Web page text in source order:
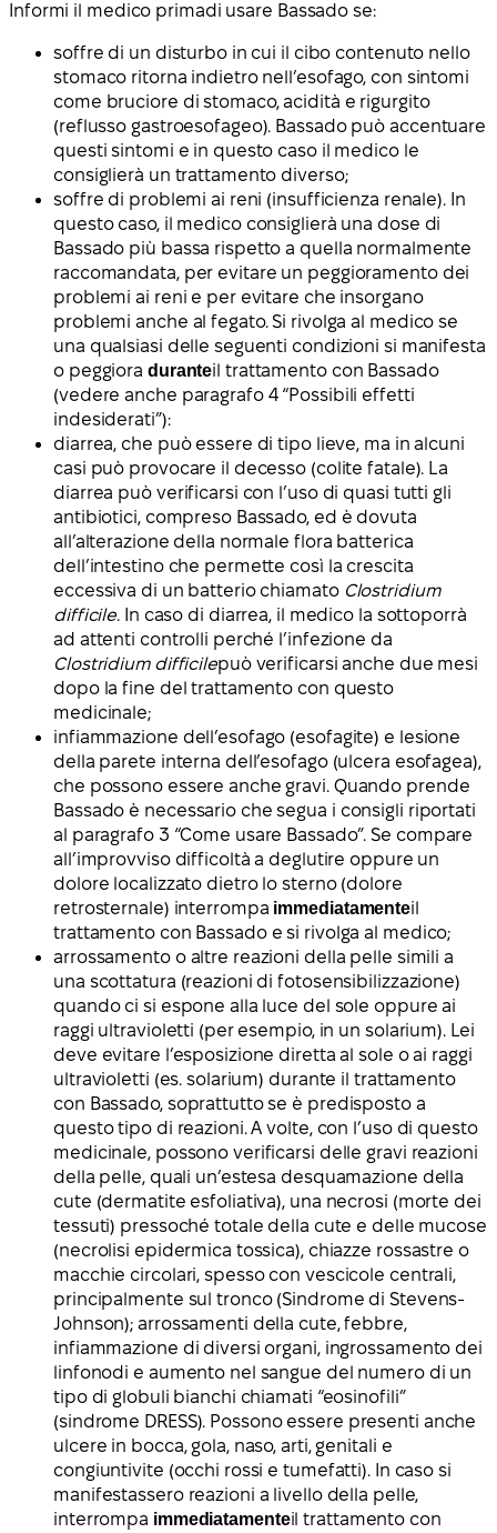
Informi il medico primadi usare Bassado se:
soffre di un disturbo in cui il cibo contenuto nello
stomaco ritorna indietro nell’esofago, con sintomi
come bruciore di stomaco, acidità e rigurgito
(reflusso gastroesofageo). Bassado può accentuare
questi sintomi e in questo caso il medico le
consiglierà un trattamento diverso;
soffre di problemi ai reni (insufficienza renale). In
questo caso, il medico consiglierà una dose di
Bassado più bassa rispetto a quella normalmente
raccomandata, per evitare un peggioramento dei
problemi ai reni e per evitare che insorgano
problemi anche al fegato. Si rivolga al medico se
una qualsiasi delle seguenti condizioni si manifesta
o peggiora duranteil trattamento con Bassado
(vedere anche paragrafo 4 “Possibili effetti
indesiderati”):
diarrea, che può essere di tipo lieve, ma in alcuni
casi può provocare il decesso (colite fatale). La
diarrea può verificarsi con l’uso di quasi tutti gli
antibiotici, compreso Bassado, ed è dovuta
all’alterazione della normale flora batterica
dell’intestino che permette così la crescita
eccessiva di un batterio chiamato Clostridium
difficile. In caso di diarrea, il medico la sottoporrà
ad attenti controlli perché l’infezione da
Clostridium difficilepuò verificarsi anche due mesi
dopo la fine del trattamento con questo
medicinale;
infiammazione dell’esofago (esofagite) e lesione
della parete interna dell’esofago (ulcera esofagea),
che possono essere anche gravi. Quando prende
Bassado è necessario che segua i consigli riportati
al paragrafo 3 “Come usare Bassado”. Se compare
all’improvviso difficoltà a deglutire oppure un
dolore localizzato dietro lo sterno (dolore
retrosternale) interrompa immediatamenteil
trattamento con Bassado e si rivolga al medico;
arrossamento o altre reazioni della pelle simili a
una scottatura (reazioni di fotosensibilizzazione)
quando ci si espone alla luce del sole oppure ai
raggi ultravioletti (per esempio, in un solarium). Lei
deve evitare l’esposizione diretta al sole o ai raggi
ultravioletti (es. solarium) durante il trattamento
con Bassado, soprattutto se è predisposto a
questo tipo di reazioni. A volte, con l’uso di questo
medicinale, possono verificarsi delle gravi reazioni
della pelle, quali un’estesa desquamazione della
cute (dermatite esfoliativa), una necrosi (morte dei
tessuti) pressoché totale della cute e delle mucose
(necrolisi epidermica tossica), chiazze rossastre o
macchie circolari, spesso con vescicole centrali,
principalmente sul tronco (Sindrome di Stevens-
Johnson); arrossamenti della cute, febbre,
infiammazione di diversi organi, ingrossamento dei
linfonodi e aumento nel sangue del numero di un
tipo di globuli bianchi chiamati “eosinofili”
(sindrome DRESS). Possono essere presenti anche
ulcere in bocca, gola, naso, arti, genitali e
congiuntivite (occhi rossi e tumefatti). In caso si
manifestassero reazioni a livello della pelle,
interrompa immediatamenteil trattamento con